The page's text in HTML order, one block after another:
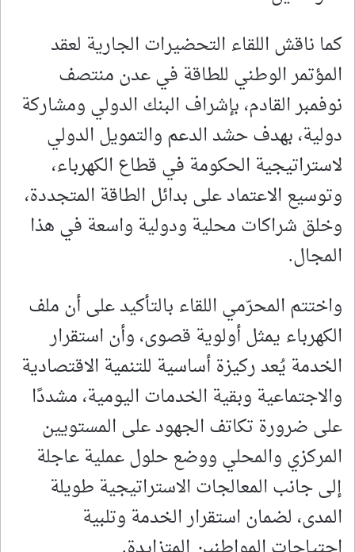
كما ناقش اللقاء التحضيرات الجارية لعقد
المؤتمر الوطني للطاقة في عدن منتصف
نوفمبر القادم، بإشراف البنك الدولي ومشاركة
دولية، بهدف حشد الدعم والتمويل الدولي
لاستراتيجية الحكومة في قطاع الكهرباء،
وتوسيع الاعتماد على بدائل الطاقة المتجددة،
وخلق شراكات محلية ودولية واسعة في هذا
المجال.
واختتم المحرّمي اللقاء بالتأكيد على أن ملف
الكهرباء يمثل أولوية قصوى، وأن استقرار
الخدمة يُعد ركيزة أساسية للتنمية الاقتصادية
والاجتماعية وبقية الخدمات اليومية، مشددًا
على ضرورة تكاتف الجهود على المستويين
المركزي والمحلي ووضع حلول عملية عاجلة
إلى جانب المعالجات الاستراتيجية طويلة
المدى، لضمان استقرار الخدمة وتلبية